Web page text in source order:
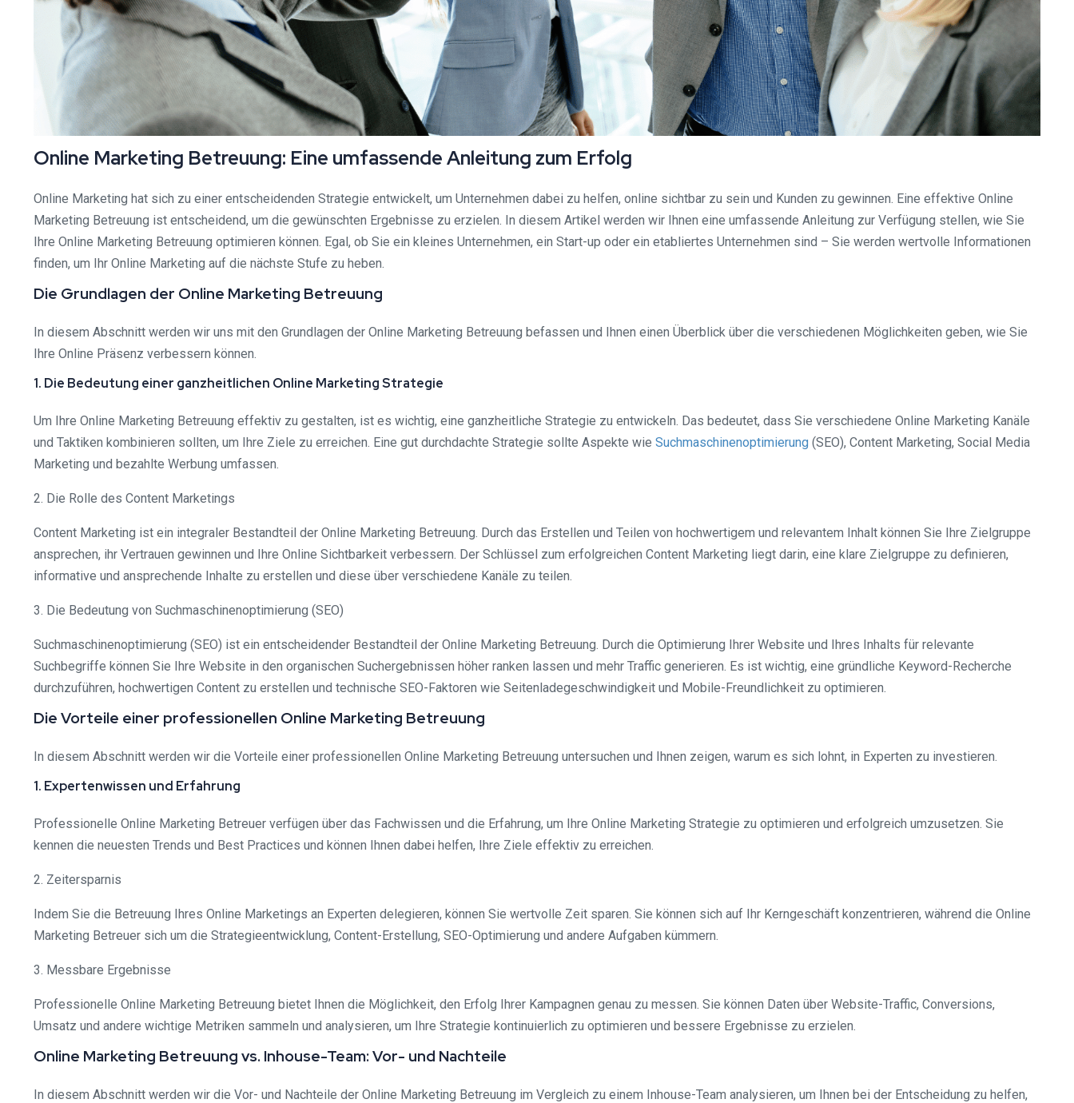
Online Marketing Betreuung: Eine umfassende Anleitung zum Erfolg
Online Marketing hat sich zu einer entscheidenden Strategie entwickelt, um Unternehmen dabei zu helfen, online sichtbar zu sein und Kunden zu gewinnen. Eine effektive Online
Marketing Betreuung ist entscheidend, um die gewünschten Ergebnisse zu erzielen. In diesem Artikel werden wir Ihnen eine umfassende Anleitung zur Verfügung stellen, wie Sie
Ihre Online Marketing Betreuung optimieren können. Egal, ob Sie ein kleines Unternehmen, ein Start-up oder ein etabliertes Unternehmen sind – Sie werden wertvolle Informationen
finden, um Ihr Online Marketing auf die nächste Stufe zu heben.
Die Grundlagen der Online Marketing Betreuung
In diesem Abschnitt werden wir uns mit den Grundlagen der Online Marketing Betreuung befassen und Ihnen einen Überblick über die verschiedenen Möglichkeiten geben, wie Sie
Ihre Online Präsenz verbessern können.
1. Die Bedeutung einer ganzheitlichen Online Marketing Strategie
Um Ihre Online Marketing Betreuung effektiv zu gestalten, ist es wichtig, eine ganzheitliche Strategie zu entwickeln. Das bedeutet, dass Sie verschiedene Online Marketing Kanäle
und Taktiken kombinieren sollten, um Ihre Ziele zu erreichen. Eine gut durchdachte Strategie sollte Aspekte wie Suchmaschinenoptimierung (SEO), Content Marketing, Social Media
Marketing und bezahlte Werbung umfassen.
2. Die Rolle des Content Marketings
Content Marketing ist ein integraler Bestandteil der Online Marketing Betreuung. Durch das Erstellen und Teilen von hochwertigem und relevantem Inhalt können Sie Ihre Zielgruppe
ansprechen, ihr Vertrauen gewinnen und Ihre Online Sichtbarkeit verbessern. Der Schlüssel zum erfolgreichen Content Marketing liegt darin, eine klare Zielgruppe zu definieren,
informative und ansprechende Inhalte zu erstellen und diese über verschiedene Kanäle zu teilen.
3. Die Bedeutung von Suchmaschinenoptimierung (SEO)
Suchmaschinenoptimierung (SEO) ist ein entscheidender Bestandteil der Online Marketing Betreuung. Durch die Optimierung Ihrer Website und Ihres Inhalts für relevante
Suchbegriffe können Sie Ihre Website in den organischen Suchergebnissen höher ranken lassen und mehr Traffic generieren. Es ist wichtig, eine gründliche Keyword-Recherche
durchzuführen, hochwertigen Content zu erstellen und technische SEO-Faktoren wie Seitenladegeschwindigkeit und Mobile-Freundlichkeit zu optimieren.
Die Vorteile einer professionellen Online Marketing Betreuung
In diesem Abschnitt werden wir die Vorteile einer professionellen Online Marketing Betreuung untersuchen und Ihnen zeigen, warum es sich lohnt, in Experten zu investieren.
1. Expertenwissen und Erfahrung
Professionelle Online Marketing Betreuer verfügen über das Fachwissen und die Erfahrung, um Ihre Online Marketing Strategie zu optimieren und erfolgreich umzusetzen. Sie
kennen die neuesten Trends und Best Practices und können Ihnen dabei helfen, Ihre Ziele effektiv zu erreichen.
2. Zeitersparnis
Indem Sie die Betreuung Ihres Online Marketings an Experten delegieren, können Sie wertvolle Zeit sparen. Sie können sich auf Ihr Kerngeschäft konzentrieren, während die Online
Marketing Betreuer sich um die Strategieentwicklung, Content-Erstellung, SEO-Optimierung und andere Aufgaben kümmern.
3. Messbare Ergebnisse
Professionelle Online Marketing Betreuung bietet Ihnen die Möglichkeit, den Erfolg Ihrer Kampagnen genau zu messen. Sie können Daten über Website-Traffic, Conversions,
Umsatz und andere wichtige Metriken sammeln und analysieren, um Ihre Strategie kontinuierlich zu optimieren und bessere Ergebnisse zu erzielen.
Online Marketing Betreuung vs. Inhouse-Team: Vor- und Nachteile
In diesem Abschnitt werden wir die Vor- und Nachteile der Online Marketing Betreuung im Vergleich zu einem Inhouse-Team analysieren, um Ihnen bei der Entscheidung zu helfen,